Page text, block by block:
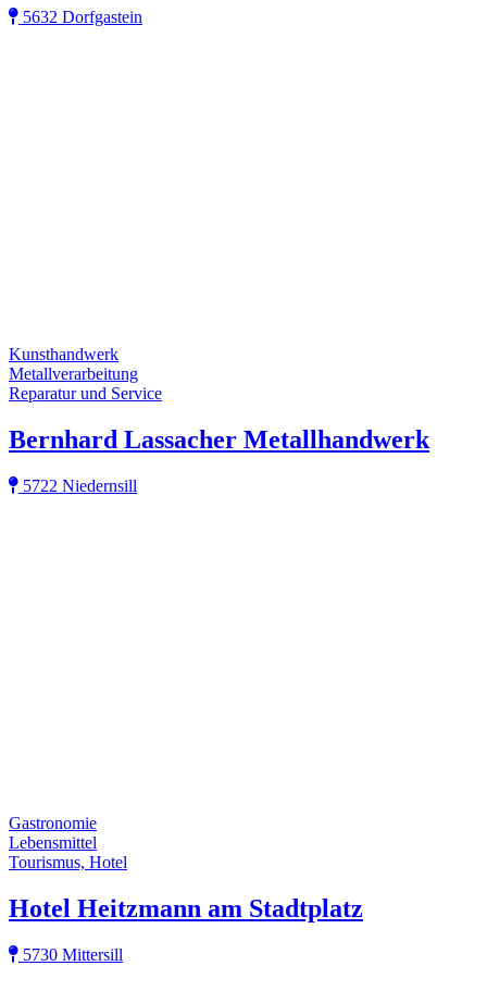
5632 Dorfgastein
Kunsthandwerk
Metallverarbeitung
Reparatur und Service
Bernhard Lassacher Metallhandwerk
5722 Niedernsill
Gastronomie
Lebensmittel
Tourismus, Hotel
Hotel Heitzmann am Stadtplatz
5730 Mittersill